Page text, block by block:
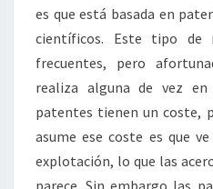
es que está basada en
científicos. Este tipo de
frecuentes, pero
realiza alguna de vez
patentes tienen un coste,
asume ese coste es que
explotación, lo que las